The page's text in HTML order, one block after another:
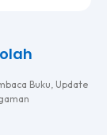
Buku, Update